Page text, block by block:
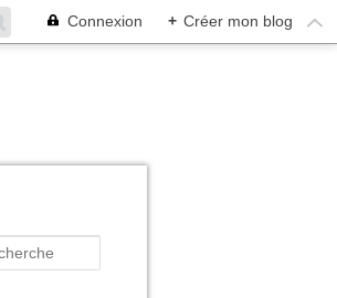
Connexion + Créer mon blog